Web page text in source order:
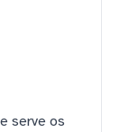
serve os